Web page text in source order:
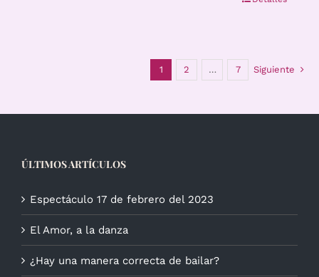
1 2 … 7 Siguiente
ÚLTIMOS ARTÍCULOS
Espectáculo 17 de febrero del 2023
El Amor, a la danza
¿Hay una manera correcta de bailar?